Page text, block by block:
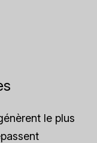
le plus